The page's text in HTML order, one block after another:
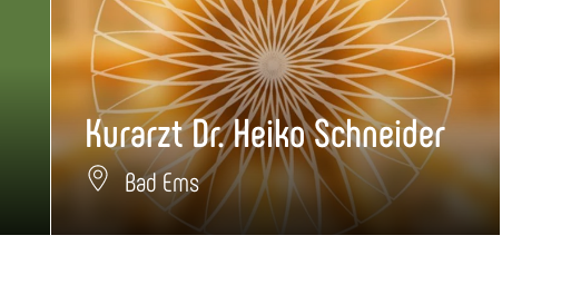
Kurarzt Dr. Heiko Schneider
Bad Ems